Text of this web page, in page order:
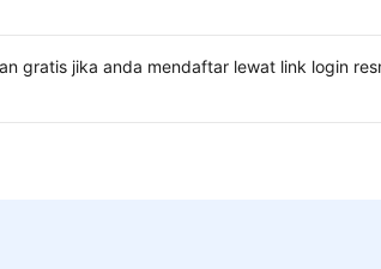
jika anda mendaftar lewat link login